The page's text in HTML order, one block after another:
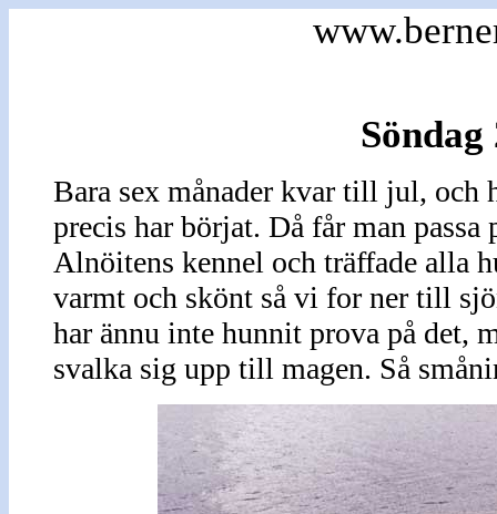
Bara sex månader kvar till jul, och
precis har börjat. Då får man
Alnöitens kennel och träffade alla
varmt och skönt så vi for ner till
har ännu inte hunnit prova på det,
svalka sig upp till magen. Så